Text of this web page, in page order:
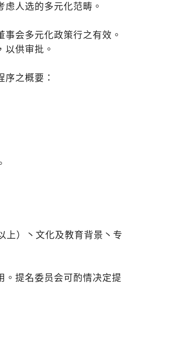
人选的多元化范畴。
会多元化政策行之有效。
供审批。
之概要：
上）丶文化及教育背景丶专
。提名委员会可酌情决定提